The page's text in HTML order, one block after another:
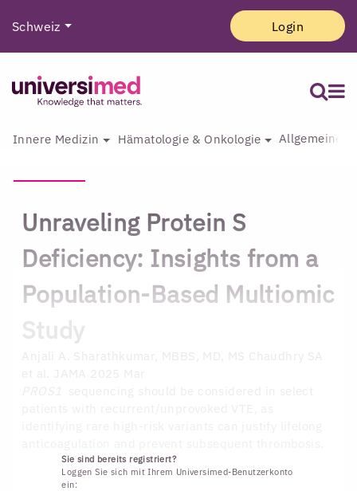
Schweiz Login
Innere Medizin Hämatologie & Onkologie Allgemeine
Unraveling Protein S
Deficiency: Insights from a
Population-Based Multiomic
Study
Sie sind bereits registriert?
Loggen Sie sich mit Ihrem Universimed-Benutzerkonto
ein: